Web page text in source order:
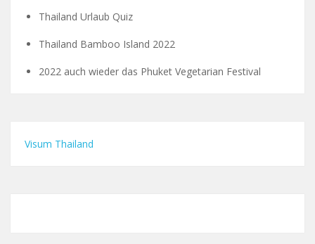
Thailand Urlaub Quiz
Thailand Bamboo Island 2022
2022 auch wieder das Phuket Vegetarian Festival
Visum Thailand